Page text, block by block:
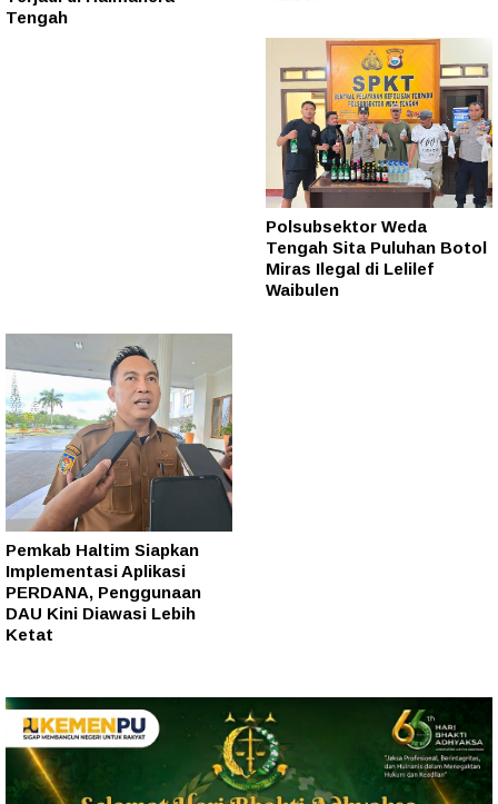
Tengah
Polsubsektor Weda
Tengah Sita Puluhan Botol
Miras Ilegal di Lelilef
Waibulen
Pemkab Haltim Siapkan
Implementasi Aplikasi
PERDANA, Penggunaan
DAU Kini Diawasi Lebih
Ketat